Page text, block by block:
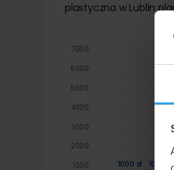
plastyczna w Lublin
1000 zł 1000 zł
1000
2000
3000
4000
5000
6000
7000